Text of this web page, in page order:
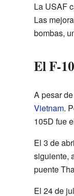
La USAF
Las
bombas,
El F-
A pesar
Vietnam.
105D fue
El 3 de
siguiente,
puente
El 24 de